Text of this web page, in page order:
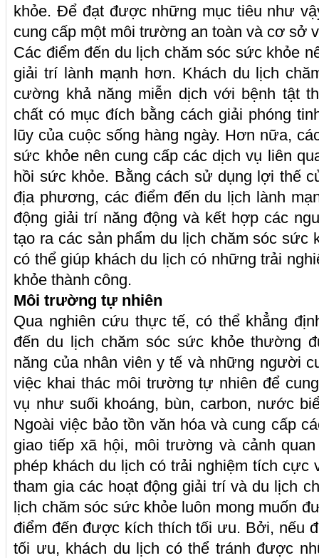
khỏe. Để đạt được những mục tiêu như
cung cấp một môi trường an toàn và cơ sở
Các điểm đến du lịch chăm sóc sức khỏe
giải trí lành mạnh hơn. Khách du lịch
cường khả năng miễn dịch với bệnh tật
chất có mục đích bằng cách giải phóng
lũy của cuộc sống hàng ngày. Hơn nữa,
sức khỏe nên cung cấp các dịch vụ liên
hồi sức khỏe. Bằng cách sử dụng lợi thế
địa phương, các điểm đến du lịch lành
động giải trí năng động và kết hợp các
tạo ra các sản phẩm du lịch chăm sóc sức
có thể giúp khách du lịch có những trải
khỏe thành công.
Môi trường tự nhiên
Qua nghiên cứu thực tế, có thể khẳng
đến du lịch chăm sóc sức khỏe thường
năng của nhân viên y tế và những người
việc khai thác môi trường tự nhiên để
vụ như suối khoáng, bùn, carbon, nước
Ngoài việc bảo tồn văn hóa và cung cấp
giao tiếp xã hội, môi trường và cảnh
phép khách du lịch có trải nghiệm tích cực
tham gia các hoạt động giải trí và du lịch
lịch chăm sóc sức khỏe luôn mong muốn
điểm đến được kích thích tối ưu. Bởi, nếu
tối ưu, khách du lịch có thể tránh được